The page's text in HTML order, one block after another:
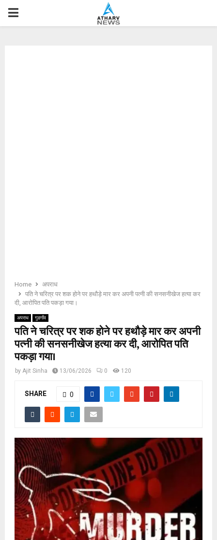
P
Home
अपराध
पति ने चरित्र पर शक होने पर हथौड़े मार कर अपनी पत्नी की सनसनीखेज हत्या कर
दी, आरोपित पति पकड़ा गया।
अपराध गुडगाँव
पति ने चरित्र पर शक होने पर हथौड़े मार कर अपनी
पत्नी की सनसनीखेज हत्या कर दी, आरोपित पति
पकड़ा गया।
by Ajit Sinha 13/06/2026 0 120
SHARE 0